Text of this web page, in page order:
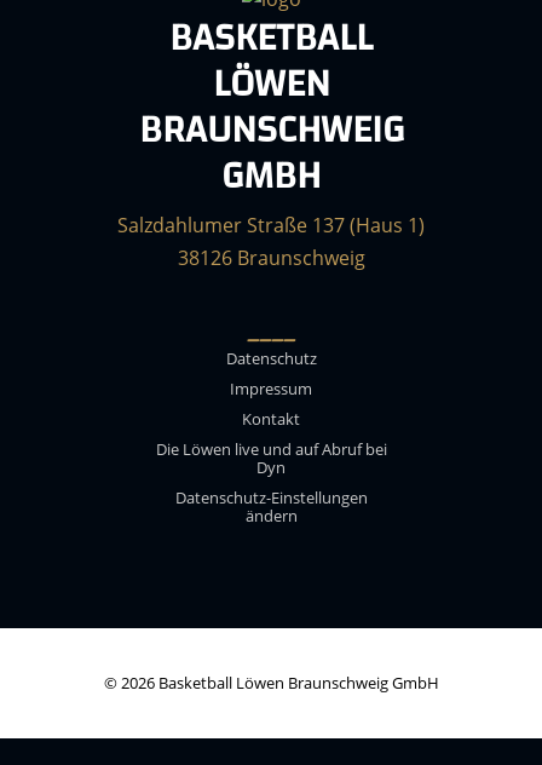
BASKETBALL
LÖWEN
BRAUNSCHWEIG
GMBH
Salzdahlumer Straße 137 (Haus 1)
38126 Braunschweig
____
Datenschutz
Impressum
Kontakt
Die Löwen live und auf Abruf bei
Dyn
Datenschutz-Einstellungen
ändern
© 2026 Basketball Löwen Braunschweig GmbH